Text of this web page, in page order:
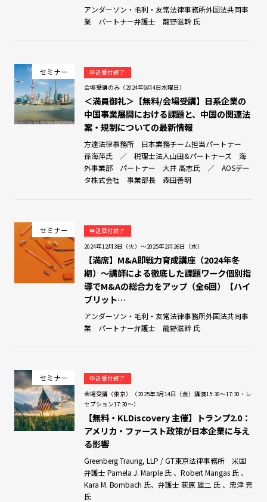
アンダーソン・毛利・友常法律事務所外国法共同事
業 パートナー弁護士 龍野滋幹 氏
セミナー
申込受付終了
会場受講のみ（2024年9月4日水曜日）
＜満員御礼＞【無料/会場受講】日系企業の
中国事業展開における課題と、中国の関連法
案・規制についての最新情報
方達法律事務所 日本業務チーム担当パートナー
孫海萍氏 ／ 税理士法人山田&パートナーズ 海
外事業部 パートナー 大井 高志氏 ／ AOSデー
タ株式会社 事業部長 森田善明
セミナー
申込受付終了
2024年12月3日（火）～2025年2月26日（水）
【満席】M&A即戦力育成講座（2024年冬
期）～講師による徹底した課題ワーク個別指
導でM&Aの総合力をアップ（全6回）【ハイ
ブリット…
アンダーソン・毛利・友常法律事務所外国法共同事
業 パートナー弁護士 龍野滋幹 氏
セミナー
申込受付終了
会場受講（東京）（2025年3月14日（金）講演15:30～17:30・レ
セプション17:30～）
【無料・KLDiscovery 主催】トランプ2.0：
アメリカ・ファースト政策が日本企業に与え
る影響
Greenberg Traurig, LLP / GT東京法律事務所 米国
弁護士 Pamela J. Marple 氏 、Robert Mangas 氏 、
Kara M. Bombach 氏、弁護士 荻原 雄二 氏 、忠津 充
氏